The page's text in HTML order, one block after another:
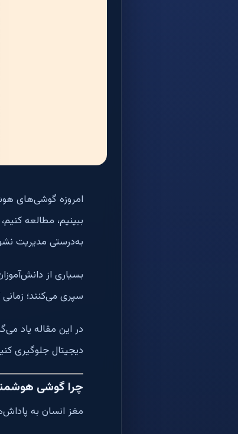
امروزه گوشی‌های
ببینیم، مطالعه
به‌درستی مدیریت
بسیاری از
سپری می‌کنند؛
در این مقاله یاد
دیجیتال جلوگیری
چرا گوشی
مغز انسان به